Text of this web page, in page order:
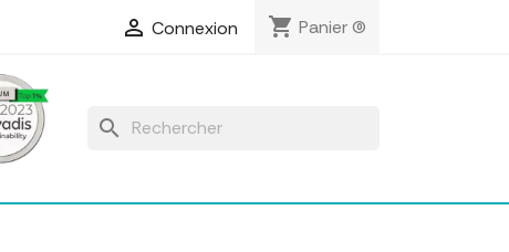
 Connexion shopping_cart Panier(0)
search